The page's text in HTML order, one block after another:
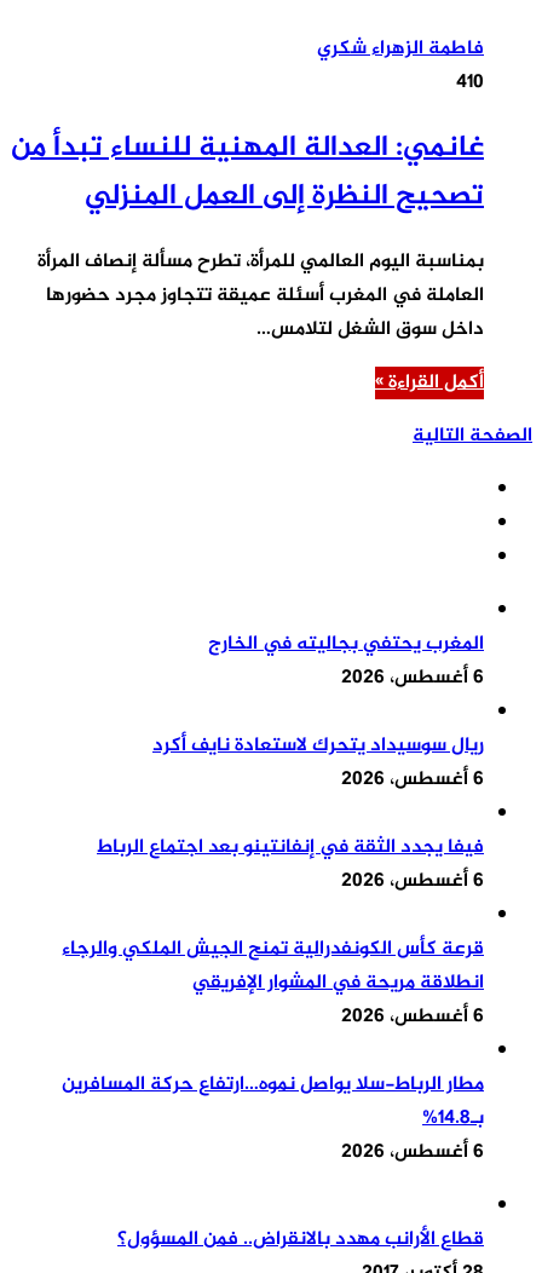
فاطمة الزهراء شكري
410
غانمي: العدالة المهنية للنساء تبدأ من
تصحيح النظرة إلى العمل المنزلي
بمناسبة اليوم العالمي للمرأة، تطرح مسألة إنصاف المرأة
العاملة في المغرب أسئلة عميقة تتجاوز مجرد حضورها
داخل سوق الشغل لتلامس…
أكمل القراءة »
الصفحة التالية
المغرب يحتفي بجاليته في الخارج
6 أغسطس، 2026
ريال سوسيداد يتحرك لاستعادة نايف أكرد
6 أغسطس، 2026
فيفا يجدد الثقة في إنفانتينو بعد اجتماع الرباط
6 أغسطس، 2026
قرعة كأس الكونفدرالية تمنح الجيش الملكي والرجاء
انطلاقة مريحة في المشوار الإفريقي
6 أغسطس، 2026
مطار الرباط-سلا يواصل نموه…ارتفاع حركة المسافرين
بـ14.8%
6 أغسطس، 2026
قطاع الأرانب مهدد بالانقراض.. فمن المسؤول؟